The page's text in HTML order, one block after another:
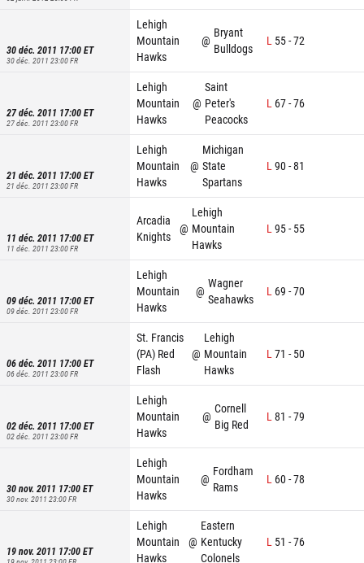
30 déc. 2011 17:00ET
30 déc. 2011 23:00FR
Lehigh
Mountain
Hawks
@
Bryant
Bulldogs
L 55-72
27 déc. 2011 17:00ET
27 déc. 2011 23:00FR
Lehigh
Mountain
Hawks
@
Saint
Peter's
Peacocks
L 67-76
21 déc. 2011 17:00ET
21 déc. 2011 23:00FR
Lehigh
Mountain
Hawks
@
Michigan
State
Spartans
L90-81
11 déc. 2011 17:00ET
11 déc. 2011 23:00FR
Arcadia
Knights
@
Lehigh
Mountain
Hawks
L95- 55
09 déc. 2011 17:00ET
09 déc. 2011 23:00FR
Lehigh
Mountain
Hawks
@
Wagner
Seahawks
L 69 -70
06 déc. 2011 17:00ET
06 déc. 2011 23:00FR
St. Francis
(PA) Red
Flash
@
Lehigh
Mountain
Hawks
L71 - 50
02 déc. 2011 17:00ET
02 déc. 2011 23:00FR
Lehigh
Mountain
Hawks
@
Cornell
Big Red
L81 -79
30 nov. 2011 17:00ET
30 nov. 2011 23:00FR
Lehigh
Mountain
Hawks
@
Fordham
Rams
L 60-78
19 nov. 2011 17:00ET
Lehigh
Mountain
Hawks
@
Eastern
Kentucky
Colonels
L 51 -76